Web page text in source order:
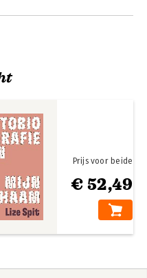
€ 52,49
Prijs voor beide